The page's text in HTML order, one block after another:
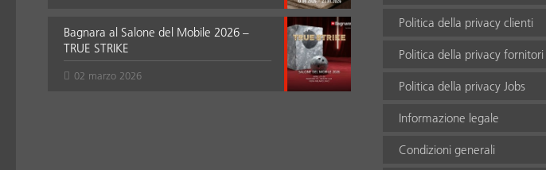
Bagnara al Salone del Mobile 2026 –
TRUE STRIKE
02 marzo 2026
Politica della privacy clienti
Politica della privacy fornitori
Politica della privacy Jobs
Informazione legale
Condizioni generali